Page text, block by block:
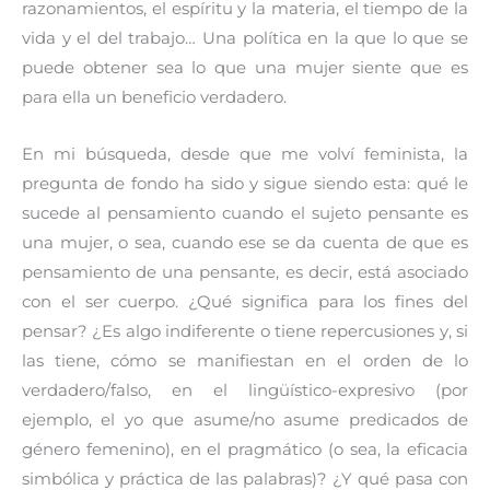
razonamientos, el espíritu y la materia, el tiempo de la
vida y el del trabajo… Una política en la que lo que se
puede obtener sea lo que una mujer siente que es
para ella un beneficio verdadero.
En mi búsqueda, desde que me volví feminista, la
pregunta de fondo ha sido y sigue siendo esta: qué le
sucede al pensamiento cuando el sujeto pensante es
una mujer, o sea, cuando ese se da cuenta de que es
pensamiento de una pensante, es decir, está asociado
con el ser cuerpo. ¿Qué significa para los fines del
pensar? ¿Es algo indiferente o tiene repercusiones y, si
las tiene, cómo se manifiestan en el orden de lo
verdadero/falso, en el lingüístico-expresivo (por
ejemplo, el yo que asume/no asume predicados de
género femenino), en el pragmático (o sea, la eficacia
simbólica y práctica de las palabras)? ¿Y qué pasa con